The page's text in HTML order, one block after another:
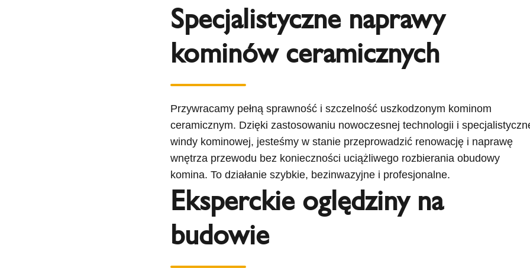
Specjalistyczne naprawy
kominów ceramicznych
Przywracamy pełną sprawność i szczelność uszkodzonym kominom
ceramicznym. Dzięki zastosowaniu nowoczesnej technologii i
windy kominowej, jesteśmy w stanie przeprowadzić renowację i naprawę
wnętrza przewodu bez konieczności uciążliwego rozbierania obudowy
komina. To działanie szybkie, bezinwazyjne i profesjonalne.
Eksperckie oględziny na
budowie